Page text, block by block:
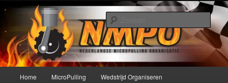
primaire
inhoudNederlandse MicroPulling
Organisatie
De meest krachtige modelbouwsport ter wereld!
Home MicroPulling Wedstrijd Organiseren